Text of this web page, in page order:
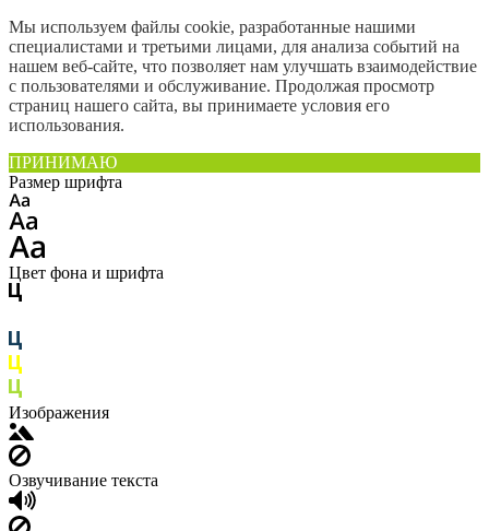
Мы используем файлы cookie, разработанные нашими
специалистами и третьими лицами, для анализа событий на
нашем веб-сайте, что позволяет нам улучшать взаимодействие
с пользователями и обслуживание. Продолжая просмотр
страниц нашего сайта, вы принимаете условия его
использования.
ПРИНИМАЮ
Размер шрифта
Цвет фона и шрифта
Изображения
Озвучивание текста